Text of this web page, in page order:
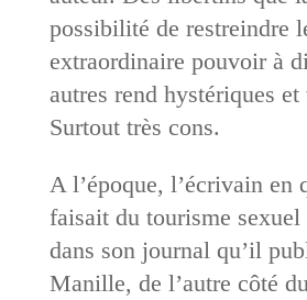
possibilité de restreindre
extraordinaire pouvoir à
autres rend hystériques et
Surtout très cons.
A l’époque, l’écrivain en
faisait du tourisme
dans son journal qu’il
Manille, de l’autre côté